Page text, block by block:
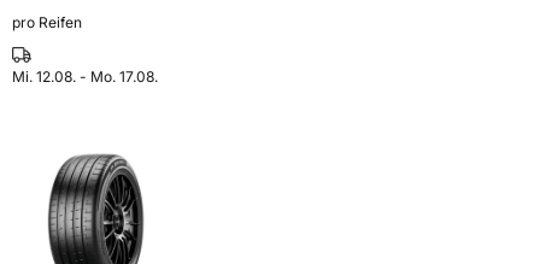
pro Reifen
Mi. 12.08. - Mo. 17.08.